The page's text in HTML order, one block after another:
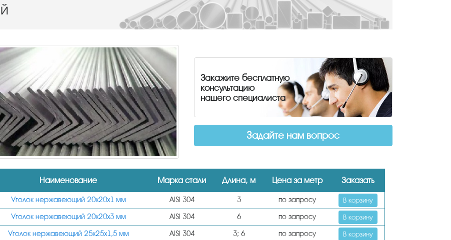
Закажите бесплатную
консультацию
нашего специалиста
Задайте нам вопрос
Наименование Марка стали Длина, м Цена за метр Заказать
Уголок нержавеющий 20х20х1 мм AISI 304 3 по запросу В корзину
Уголок нержавеющий 20х20х3 мм AISI 304 6 по запросу В корзину
Уголок нержавеющий 25х25х1,5 мм AISI 304 3; 6 по запросу В корзину